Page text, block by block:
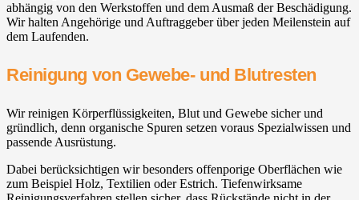
abhängig von den Werkstoffen und dem Ausmaß der Beschädigung.
Wir halten Angehörige und Auftraggeber über jeden Meilenstein auf
dem Laufenden.
Reinigung von Gewebe- und Blutresten
Wir reinigen Körperflüssigkeiten, Blut und Gewebe sicher und
gründlich, denn organische Spuren setzen voraus Spezialwissen und
passende Ausrüstung.
Dabei berücksichtigen wir besonders offenporige Oberflächen wie
zum Beispiel Holz, Textilien oder Estrich. Tiefenwirksame